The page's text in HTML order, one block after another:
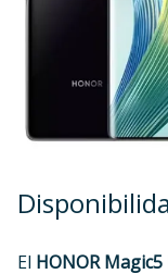
El HONOR